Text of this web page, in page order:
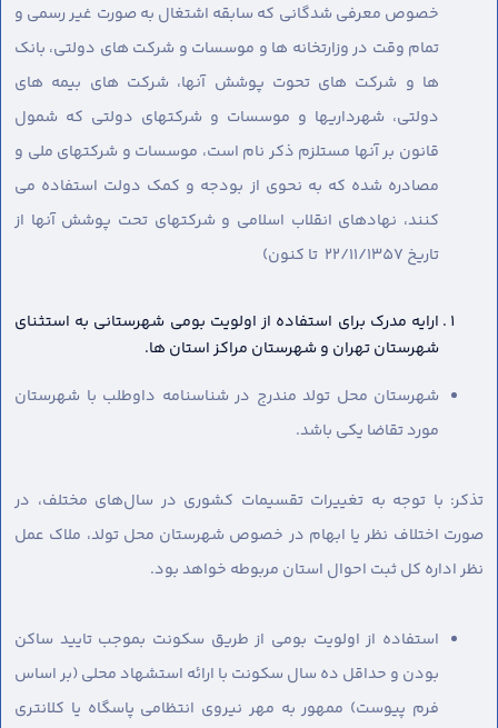
خصوص معرفی شدگانی که سابقه اشتغال به صورت غیر رسمی و
تمام وقت در وزارتخانه ها و موسسات و شرکت های دولتی، بانک
ها و شرکت های تحوت پوشش آنها، شرکت های بیمه های
دولتی، شهرداریها و موسسات و شرکتهای دولتی که شمول
قانون بر آنها مستلزم ذکر نام است، موسسات و شرکتهای ملی و
مصادره شده که به نحوی از بودجه و کمک دولت استفاده می
کنند، نهادهای انقلاب اسلامی و شرکتهای تحت پوشش آنها از
تاریخ 22/11/1357 تا کنون)
ارایه مدرک برای استفاده از اولویت بومی شهرستانی به استثنای
شهرستان تهران و شهرستان مراکز استان ها.
شهرستان محل تولد مندرج در شناسنامه داوطلب با شهرستان
مورد تقاضا یکی باشد.
تذکر: با توجه به تغییرات تقسیمات کشوری در سال‌های مختلف، در
صورت اختلاف نظر یا ابهام در خصوص شهرستان محل تولد، ملاک عمل
نظر اداره کل ثبت احوال استان مربوطه خواهد بود.
استفاده از اولویت بومی از طریق سکونت بموجب تایید ساکن
بودن و حداقل ده سال سکونت با ارائه استشهاد محلی (بر اساس
فرم پیوست) ممهور به مهر نیروی انتظامی پاسگاه یا کلانتری